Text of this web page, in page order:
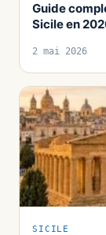
Guide
Sicile en
2 mai 2026
SICILE